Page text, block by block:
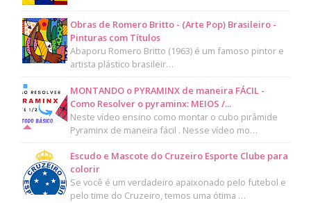
Obras de Romero Britto - (Arte Pop) Brasileiro -
Pinturas com Títulos
Abaporu Romero Britto (1963) é um famoso pintor e
artista plástico brasileir…
MONTANDO o PYRAMINX de maneira FÁCIL -
Como Resolver o pyraminx: MEIOS /...
Neste vídeo ensino como montar o cubo pirâmide
Pyraminx de maneira fácil . Nesse vídeo mo…
Escudo e Mascote do Cruzeiro Esporte Clube para
colorir
Se você é um verdadeiro apaixonado pelo futebol e
pelo time do Cruzeiro, temos uma ótima …